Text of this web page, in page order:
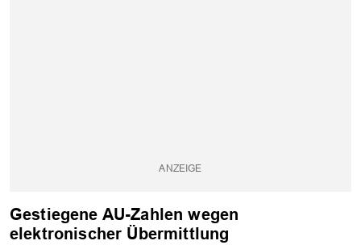
Gestiegene AU-Zahlen wegen
elektronischer Übermittlung